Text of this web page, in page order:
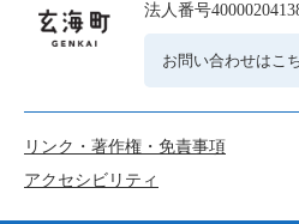
法人番号
お問い合わせはこ
リンク・著作権・免責事項
アクセシビリティ